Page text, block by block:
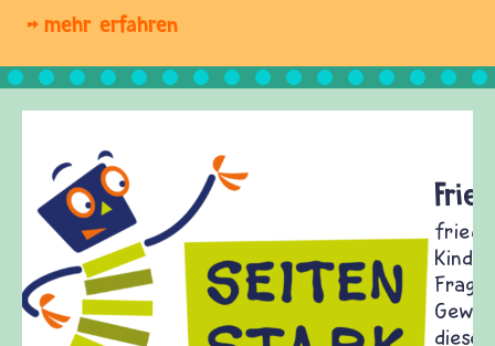
mehr erfahren